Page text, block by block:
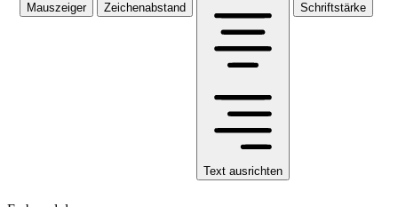
Mauszeiger Zeichenabstand
Text ausrichten
Schriftstärke